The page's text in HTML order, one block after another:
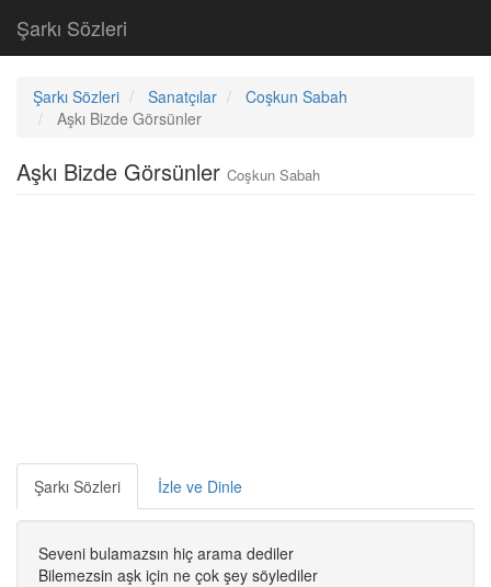
Şarkı Sözleri
Şarkı Sözleri Sanatçılar
Coşkun Sabah
Aşkı Bizde Görsünler
Aşkı Bizde Görsünler Coşkun Sabah
Şarkı Sözleri İzle ve Dinle
Seveni bulamazsın hiç arama dediler
Bilemezsin aşk için ne çok şey söylediler